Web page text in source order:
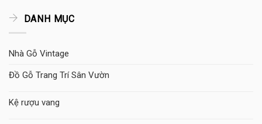
DANH MỤC
Nhà Gỗ Vintage
Đồ Gỗ Trang Trí Sân Vườn
Kệ rượu vang